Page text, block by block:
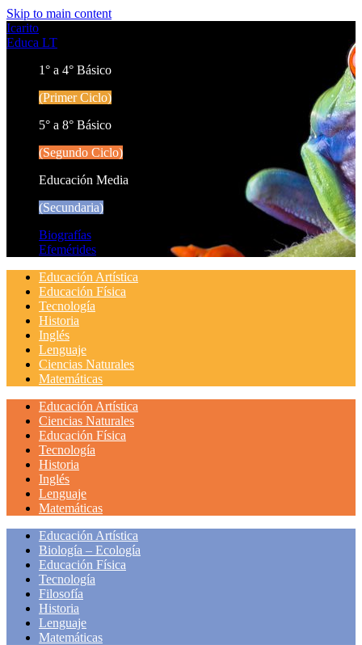
Skip to main content
Icarito
Educa LT
1° a 4° Básico
(Primer Ciclo)
5° a 8° Básico
(Segundo Ciclo)
Educación Media
(Secundaria)
Biografías
Efemérides
Educación Artística
Educación Física
Tecnología
Historia
Inglés
Lenguaje
Ciencias Naturales
Matemáticas
Educación Artística
Ciencias Naturales
Educación Física
Tecnología
Historia
Inglés
Lenguaje
Matemáticas
Educación Artística
Biología – Ecología
Educación Física
Tecnología
Filosofía
Historia
Lenguaje
Matemáticas